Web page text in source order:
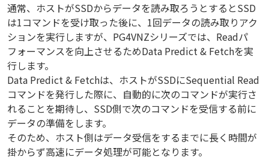
通常、ホストがSSDからデータを読み取ろうとするとSSD
は1コマンドを受け取った後に、1回データの読み取りアク
ションを実行しますが、PG4VNZシリーズでは、Readパ
フォーマンスを向上させるためData Predict & Fetchを実
行します。
Data Predict & Fetchは、ホストがSSDにSequential Read
コマンドを発行した際に、自動的に次のコマンドが実行さ
れることを期待し、SSD側で次のコマンドを受信する前に
データの準備をします。
そのため、ホスト側はデータ受信をするまでに長く時間が
掛からず高速にデータ処理が可能となります。